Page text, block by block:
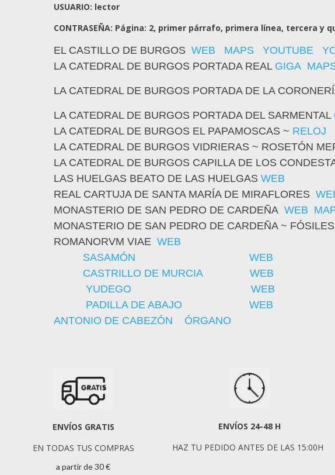
USUARIO: lector
CONTRASEÑA: Página: 2, primer párrafo, primera línea, tercera y
EL CASTILLO DE BURGOS WEB MAPS YOUTUBE
LA CATEDRAL DE BURGOS PORTADA REALGIGA
LA CATEDRAL DE BURGOS PORTADA DE LA
LA CATEDRAL DE BURGOS PORTADA DEL SARMENTAL
LA CATEDRAL DE BURGOS EL PAPAMOSCAS ~ RELOJ
LA CATEDRAL DE BURGOS VIDRIERAS ~ ROSETÓN
LA CATEDRAL DE BURGOS CAPILLA DE LOS
LAS HUELGAS BEATO DE LAS HUELGAS WEB
REAL CARTUJA DE SANTA MARÍA DE MIRAFLORES
MONASTERIO DE SAN PEDRO DE CARDEÑA WEB
MONASTERIO DE SAN PEDRO DE CARDEÑA ~
ROMANORVM VIAE WEB
SASAMÓN
WEB
CASTRILLO DE MURCIA
WEB
YUDEGO
WEB
PADILLA DE ABAJO
WEB
ANTONIO DE CABEZÓN ÓRGANO
ENVÍOS GRATIS
EN TODAS TUS COMPRAS
a partir de 30 €
ENVÍOS 24-48 H
HAZ TU PEDIDO ANTES DE LAS 15:00H